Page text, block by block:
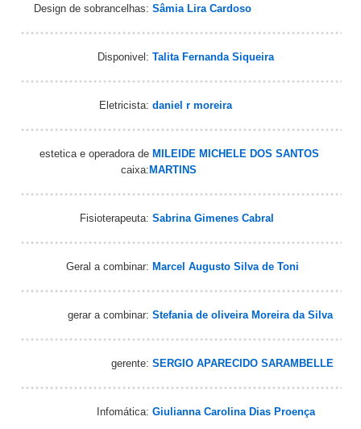
Design de sobrancelhas: Sâmia Lira Cardoso
Disponivel: Talita Fernanda Siqueira
Eletricista: daniel r moreira
estetica e operadora de
caixa:
MILEIDE MICHELE DOS SANTOS
MARTINS
Fisioterapeuta: Sabrina Gimenes Cabral
Geral a combinar: Marcel Augusto Silva de Toni
gerar a combinar: Stefania de oliveira Moreira da Silva
gerente: SERGIO APARECIDO SARAMBELLE
Infomática: Giulianna Carolina Dias Proença